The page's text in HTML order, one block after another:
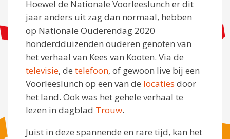
Hoewel de Nationale Voorleeslunch er dit
jaar anders uit zag dan normaal, hebben
op Nationale Ouderendag 2020
honderdduizenden ouderen genoten van
het verhaal van Kees van Kooten. Via de
televisie, de telefoon, of gewoon live bij een
Voorleeslunch op een van de locaties door
het land. Ook was het gehele verhaal te
lezen in dagblad Trouw.
Juist in deze spannende en rare tijd, kan het